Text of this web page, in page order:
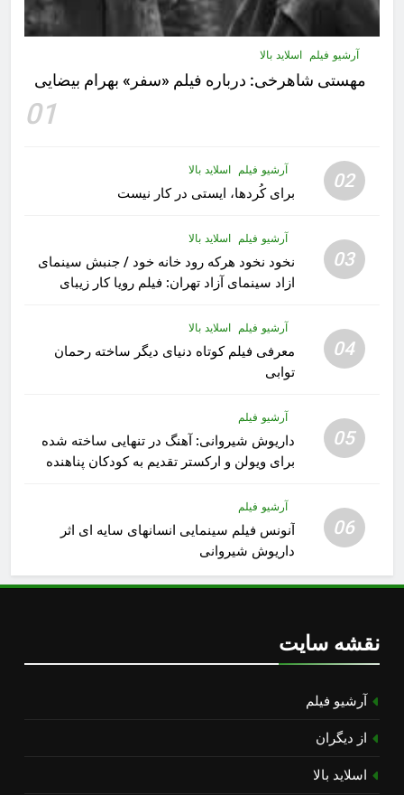
آرشیو فیلم اسلاید بالا
مهستى شاهرخى:‌ درباره فيلم «سفر» بهرام بیضایی
01
02 آرشیو فیلم اسلاید بالا
برای کُردها، ایستی در کار نیست
03
آرشیو فیلم اسلاید بالا
نخود نخود هرکه رود خانه خود / جنبش سینمای
ازاد سینمای آزاد تهران: فیلم رویا کار زیبای
04
آرشیو فیلم اسلاید بالا
معرفی فیلم کوتاه دنیای دیگر ساخته رحمان
توابی
05
آرشیو فیلم
داریوش شیروانی: آهنگ در تنهایی ساخته شده
برای ویولن و ارکستر تقدیم به کودکان پناهنده
06
آرشیو فیلم
آنونس فیلم سینمایی انسانهای سایه ای اثر
داریوش شیروانی
نقشه سایت
آرشیو فیلم
از دیگران
اسلاید بالا